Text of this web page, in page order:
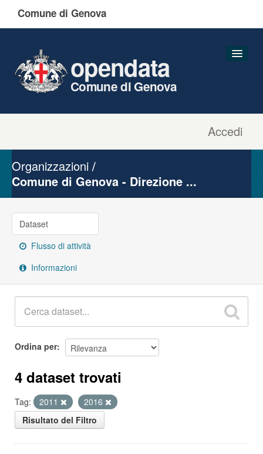
Comune di Genova
Accedi
opendata
Comune di Genova
Gruppi
Organizzazioni
Comune di Genova - Direzione ...
Dataset
Flusso di attività
Informazioni
Ordina per
4 dataset trovati
Tag: 2011
2016
Risultato del Filtro